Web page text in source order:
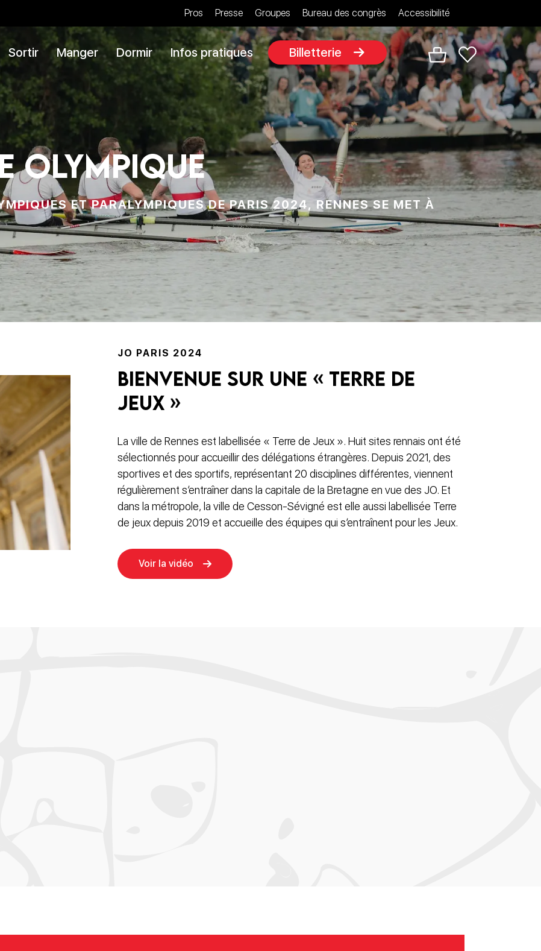
Pros Presse Groupes Bureau des congrès Accessibilité
Sortir Manger Dormir Infos pratiques Billetterie
olympique
ET PARALYMPIQUES DE PARIS 2024, RENNES SE MET À
JO PARIS 2024
Bienvenue sur une « terre de
Jeux »
La ville de Rennes est labellisée « Terre de Jeux ». Huit sites rennais ont été
sélectionnés pour accueillir des délégations étrangères. Depuis 2021, des
sportives et des sportifs, représentant 20 disciplines différentes, viennent
régulièrement s’entraîner dans la capitale de la Bretagne en vue des JO. Et
dans la métropole, la ville de Cesson-Sévigné est elle aussi labellisée Terre
de jeux depuis 2019 et accueille des équipes qui s’entraînent pour les Jeux.
Voir la vidéo